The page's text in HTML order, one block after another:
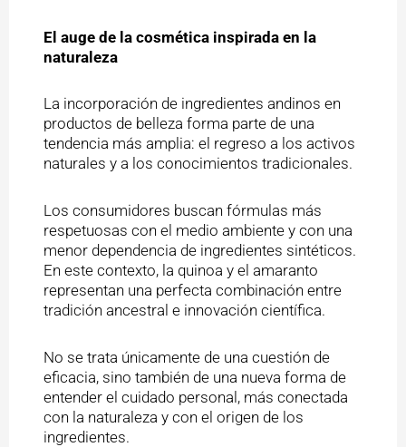
El auge de la cosmética inspirada en la
naturaleza
La incorporación de ingredientes andinos en
productos de belleza forma parte de una
tendencia más amplia: el regreso a los activos
naturales y a los conocimientos tradicionales.
Los consumidores buscan fórmulas más
respetuosas con el medio ambiente y con una
menor dependencia de ingredientes sintéticos.
En este contexto, la quinoa y el amaranto
representan una perfecta combinación entre
tradición ancestral e innovación científica.
No se trata únicamente de una cuestión de
eficacia, sino también de una nueva forma de
entender el cuidado personal, más conectada
con la naturaleza y con el origen de los
ingredientes.